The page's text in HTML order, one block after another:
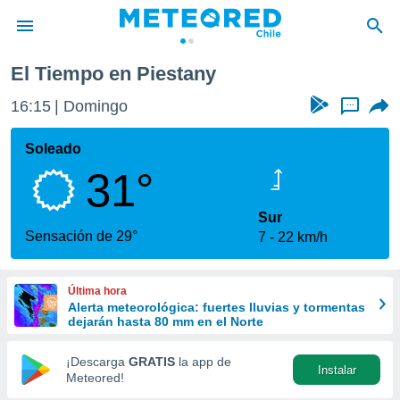
de
por
que se
calidad.
a este
las
y
forma
digital
basada
El Tiempo en Piestany
16:15 Domingo ...
Soleado
31°
Sensación de 29°
Sur
7
22 km/h
Última hora
Alerta meteorológica: fuertes lluvias y tormentas
dejarán hasta 80 mm en el Norte
¡Descarga GRATIS la app de
Meteored!
Instalar